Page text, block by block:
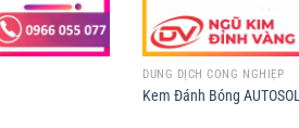
DUNG DỊCH CÔNG NGHIỆP
Kem Đánh Bóng